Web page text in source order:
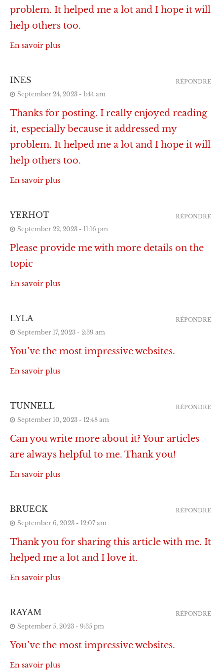
problem. It helped me a lot and I hope it will
help others too.
En savoir plus
INES
September 24, 2023 - 1:44 am
Thanks for posting. I really enjoyed reading
it, especially because it addressed my
problem. It helped me a lot and I hope it will
help others too.
En savoir plus
RÉPONDRE
YERHOT
September 22, 2023 - 11:16 pm
Please provide me with more details on the
topic
En savoir plus
RÉPONDRE
LYLA
September 17, 2023 - 2:39 am
You’ve the most impressive websites.
En savoir plus
RÉPONDRE
TUNNELL
September 10, 2023 - 12:48 am
Can you write more about it? Your articles
are always helpful to me. Thank you!
En savoir plus
RÉPONDRE
BRUECK
September 6, 2023 - 12:07 am
Thank you for sharing this article with me. It
helped me a lot and I love it.
En savoir plus
RÉPONDRE
RAYAM
September 5, 2023 - 9:35 pm
You’ve the most impressive websites.
En savoir plus
RÉPONDRE